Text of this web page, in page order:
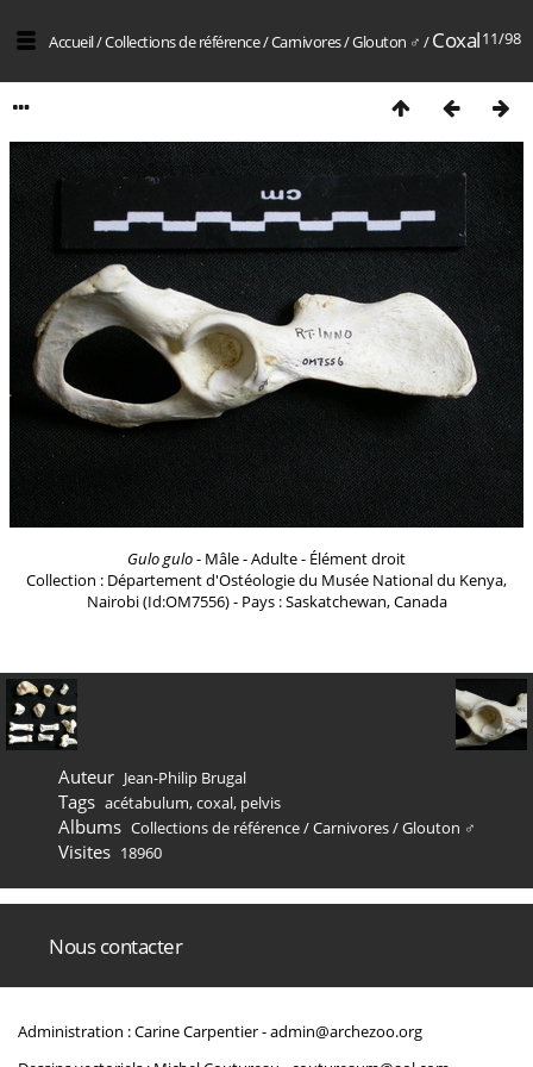
11/98
Accueil/Collections de référence/Carnivores/Glouton ♂ /Coxal
Gulo gulo- Mâle - Adulte - Élément droit
Collection : Département d'Ostéologie du Musée National du Kenya,
Nairobi (Id:OM7556) - Pays : Saskatchewan, Canada
Auteur Jean-Philip Brugal
Tags acétabulum,coxal, pelvis
Albums Collections de référence/Carnivores/Glouton ♂
Visites 18960
Nous contacter
Administration : Carine Carpentier -admin@archezoo.org